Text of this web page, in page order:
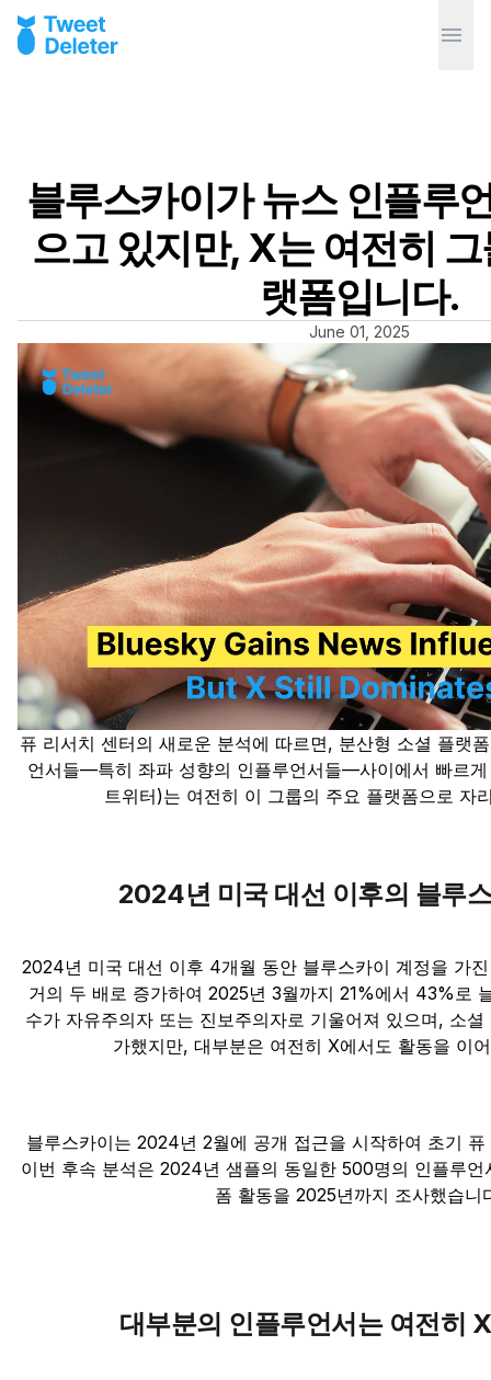
블루스카이가 뉴스 인플루
으고 있지만, X는 여전히
랫폼입니다.
June 01, 2025
퓨 리서치 센터의 새로운 분석에 따르면, 분산형 소셜 플랫
언서들—특히 좌파 성향의 인플루언서들—사이에서 빠르
트위터)는 여전히 이 그룹의 주요 플랫폼으로 자
2024년 미국 대선 이후의 블루
2024년 미국 대선 이후 4개월 동안 블루스카이 계정을 가
거의 두 배로 증가하여 2025년 3월까지 21%에서 43%로
수가 자유주의자 또는 진보주의자로 기울어져 있으며, 소
가했지만, 대부분은 여전히 X에서도 활동을 이
블루스카이는 2024년 2월에 공개 접근을 시작하여 초기
이번 후속 분석은 2024년 샘플의 동일한 500명의 인플루
폼 활동을 2025년까지 조사했습니
대부분의 인플루언서는 여전히